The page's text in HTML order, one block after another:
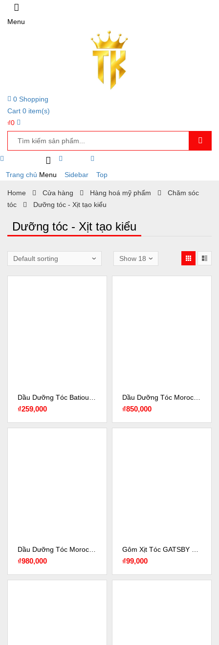
Menu
0 Shopping
Cart 0 item(s)
₫0
Trang chủ Menu Sidebar Top
Home Cửa hàng Hàng hoá mỹ phẩm
Chăm sóc
tóc
Dưỡng tóc - Xịt tạo kiểu
Dưỡng tóc - Xịt tạo kiểu
₫259,000 ₫850,000
₫980,000 ₫99,000